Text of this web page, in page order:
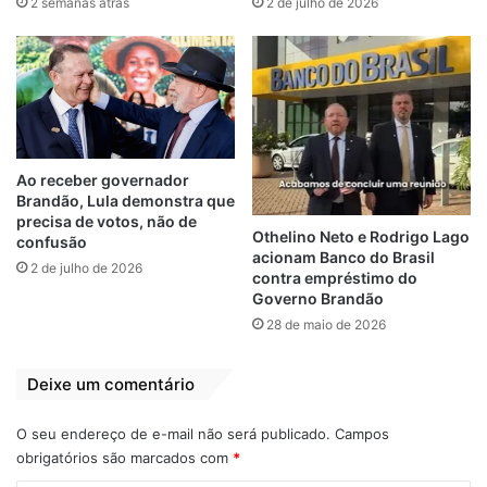
repercussões nos orçamentos locais, e
tanto as administrações municipais quanto
os cidadãos dependem desses recursos. “A
Assembleia Legislativa do Maranhão almeja
uma rápida e eficaz resolução para essa
situação”, disse Iracema Vale.
A legisladora também salientou que o FPM
é calculado com base na população de
cada cidade, servindo como a principal
fonte de renda para sete em cada dez
cidadãos residem e onde os serviços
essenciais são prestados; daí sua imensa
importância”, ressaltou.
Ao receber governador
Brandão, Lula demonstra que
precisa de votos, não de
confusão
2 de julho de 2026
Othelino Neto e Rodrigo Lago
acionam Banco do Brasil
contra empréstimo do
Governo Brandão
28 de maio de 2026
Deixe um comentário
O seu endereço de e-mail não será publicado. Campos
obrigatórios são marcados com *